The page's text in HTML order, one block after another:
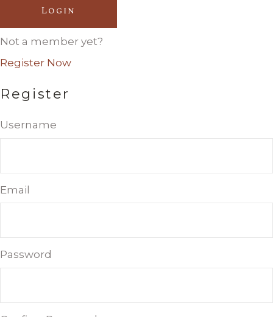
Login
Not a member yet?
Register Now
Register
Username
Email
Password